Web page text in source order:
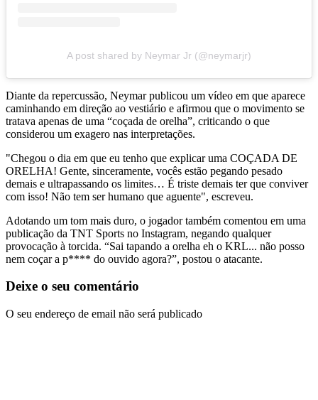
A post shared by Neymar Jr (@neymarjr)
Diante da repercussão, Neymar publicou um vídeo em que aparece
caminhando em direção ao vestiário e afirmou que o movimento se
tratava apenas de uma “coçada de orelha”, criticando o que
considerou um exagero nas interpretações.
"Chegou o dia em que eu tenho que explicar uma COÇADA DE
ORELHA! Gente, sinceramente, vocês estão pegando pesado
demais e ultrapassando os limites… É triste demais ter que conviver
com isso! Não tem ser humano que aguente", escreveu.
Adotando um tom mais duro, o jogador também comentou em uma
publicação da TNT Sports no Instagram, negando qualquer
provocação à torcida. “Sai tapando a orelha eh o KRL... não posso
nem coçar a p**** do ouvido agora?”, postou o atacante.
Deixe o seu comentário
O seu endereço de email não será publicado